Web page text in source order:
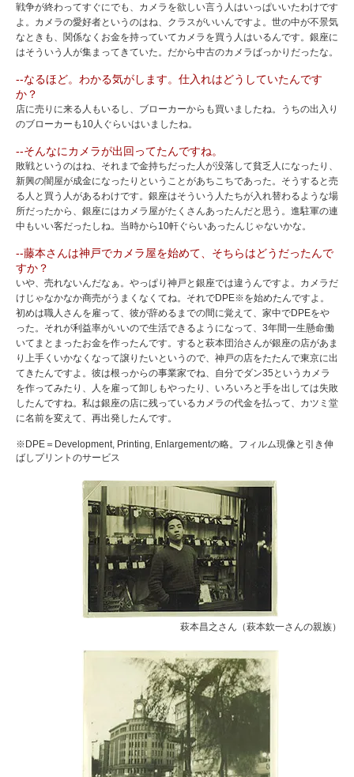
戦争が終わってすぐにでも、カメラを欲しい言う人はいっぱいいたわけです
よ。カメラの愛好者というのはね、クラスがいいんですよ。世の中が不景気
なときも、関係なくお金を持っていてカメラを買う人はいるんです。銀座に
はそういう人が集まってきていた。だから中古のカメラばっかりだったな。
--なるほど。わかる気がします。仕入れはどうしていたんです
か？
店に売りに来る人もいるし、ブローカーからも買いましたね。うちの出入り
のブローカーも10人ぐらいはいましたね。
--そんなにカメラが出回ってたんですね。
敗戦というのはね、それまで金持ちだった人が没落して貧乏人になったり、
新興の闇屋が成金になったりということがあちこちであった。そうすると売
る人と買う人があるわけです。銀座はそういう人たちが入れ替わるような場
所だったから、銀座にはカメラ屋がたくさんあったんだと思う。進駐軍の連
中もいい客だったしね。当時から10軒ぐらいあったんじゃないかな。
--藤本さんは神戸でカメラ屋を始めて、そちらはどうだったんで
すか？
いや、売れないんだなぁ。やっぱり神戸と銀座では違うんですよ。カメラだ
けじゃなかなか商売がうまくなくてね。それでDPE※を始めたんですよ。
初めは職人さんを雇って、彼が辞めるまでの間に覚えて、家中でDPEをや
った。それが利益率がいいので生活できるようになって、3年間一生懸命働
いてまとまったお金を作ったんです。すると萩本団治さんが銀座の店があま
り上手くいかなくなって譲りたいというので、神戸の店をたたんで東京に出
てきたんですよ。彼は根っからの事業家でね、自分でダン35というカメラ
を作ってみたり、人を雇って卸しもやったり、いろいろと手を出しては失敗
したんですね。私は銀座の店に残っているカメラの代金を払って、カツミ堂
に名前を変えて、再出発したんです。
※DPE＝Development, Printing, Enlargementの略。フィルム現像と引き伸
ばしプリントのサービス
萩本昌之さん（萩本欽一さんの親族）